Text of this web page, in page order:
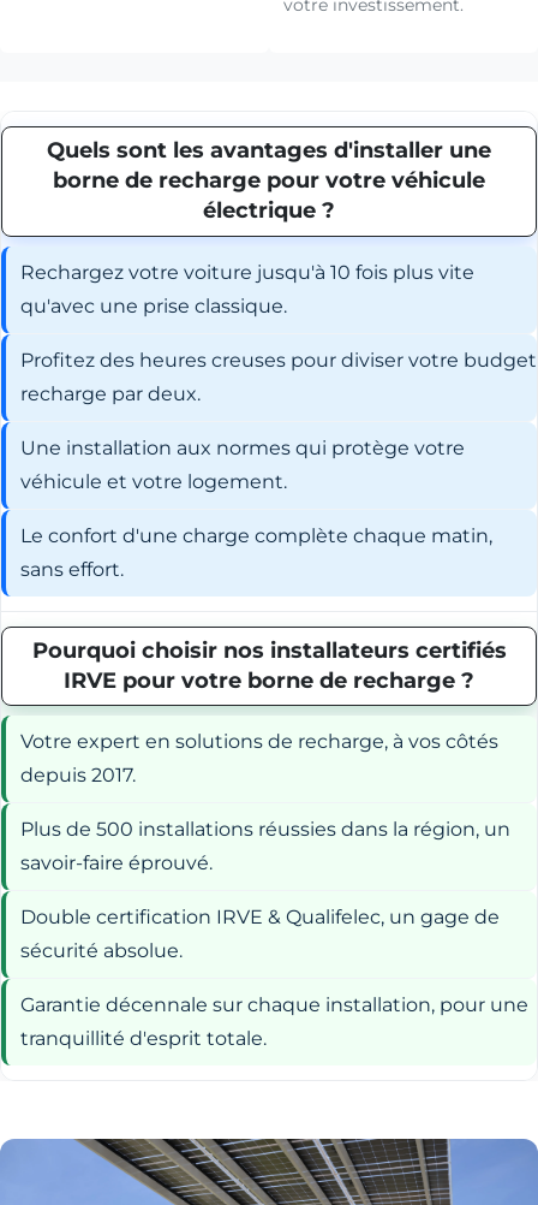
votre investissement.
Quels sont les avantages d'installer une
borne de recharge pour votre véhicule
électrique ?
Rechargez votre voiture jusqu'à 10 fois plus vite
qu'avec une prise classique.
Profitez des heures creuses pour diviser votre budget
recharge par deux.
Une installation aux normes qui protège votre
véhicule et votre logement.
Le confort d'une charge complète chaque matin,
sans effort.
Pourquoi choisir nos installateurs certifiés
IRVE pour votre borne de recharge ?
Votre expert en solutions de recharge, à vos côtés
depuis 2017.
Plus de 500 installations réussies dans la région, un
savoir-faire éprouvé.
Double certification IRVE & Qualifelec, un gage de
sécurité absolue.
Garantie décennale sur chaque installation, pour une
tranquillité d'esprit totale.